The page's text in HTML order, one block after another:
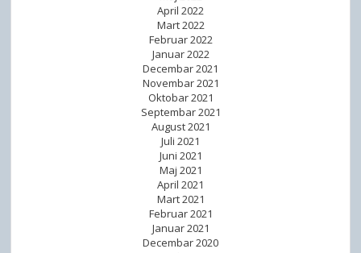
April 2022
Mart 2022
Februar 2022
Januar 2022
Decembar 2021
Novembar 2021
Oktobar 2021
Septembar 2021
August 2021
Juli 2021
Juni 2021
Maj 2021
April 2021
Mart 2021
Februar 2021
Januar 2021
Decembar 2020